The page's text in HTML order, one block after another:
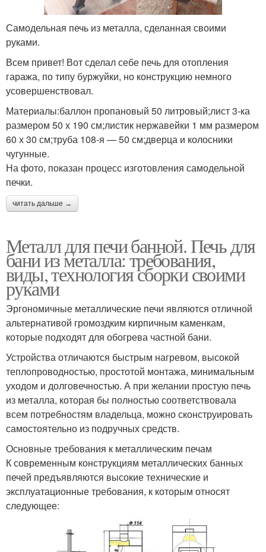
Самодельная печь из металла, сделанная своими
руками.
Всем привет! Вот сделал себе печь для отопления
гаража, по типу буржуйки, но конструкцию немного
усовершенствовал.
Материалы:баллон пропановый 50 литровый;лист 3-ка
размером 50 х 190 см;листик нержавейки 1 мм размером
60 х 30 см;труба 108-я — 50 см;дверца и колосники
чугунные.
На фото, показан процесс изготовления самодельной
печки.
читать дальше →
Металл для печи банной. Печь для
бани из металла: требования,
виды, технология сборки своими
руками
Эргономичные металлические печи являются отличной
альтернативой громоздким кирпичным каменкам,
которые подходят для обогрева частной бани.
Устройства отличаются быстрым нагревом, высокой
теплопроводностью, простотой монтажа, минимальным
уходом и долговечностью. А при желании простую печь
из металла, которая бы полностью соответствовала
всем потребностям владельца, можно сконструировать
самостоятельно из подручных средств.
Основные требования к металлическим печам
К современным конструкциям металлических банных
печей предъявляются высокие технические и
эксплуатационные требования, к которым относят
следующее: